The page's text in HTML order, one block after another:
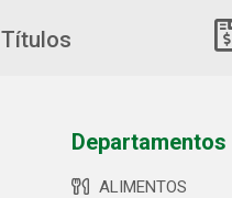
Títulos
Departamentos
ALIMENTOS